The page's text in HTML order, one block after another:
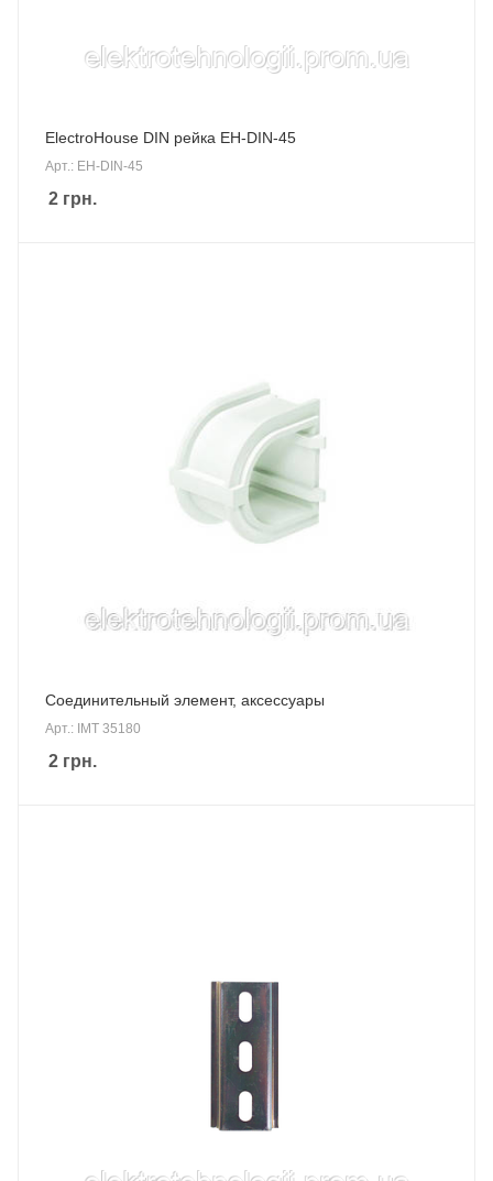
ElectroHouse DIN рейка EH-DIN-45
Арт.: EH-DIN-45
2 грн.
Соединительный элемент, аксессуары
Арт.: IMT 35180
2 грн.